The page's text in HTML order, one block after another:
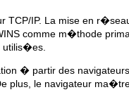
IP. La mise en
comme m�thode
� partir des
plus, le navigateur